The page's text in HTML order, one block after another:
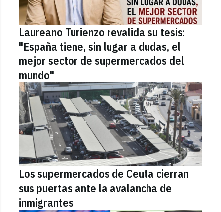
Laureano Turienzo revalida su tesis:
"España tiene, sin lugar a dudas, el
mejor sector de supermercados del
mundo"
Los supermercados de Ceuta cierran
sus puertas ante la avalancha de
inmigrantes